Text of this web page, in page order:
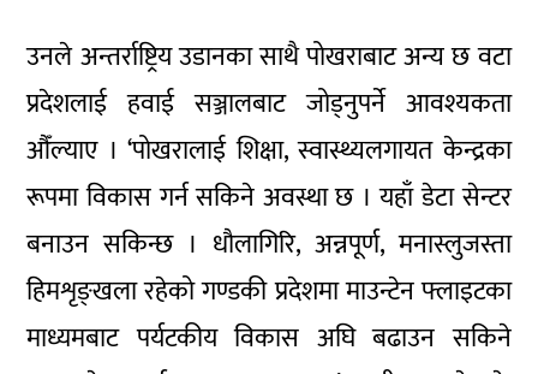
उनले अन्तर्राष्ट्रिय उडानका साथै पोखराबाट अन्य छ वटा
प्रदेशलाई हवाई सञ्जालबाट जोड्नुपर्ने आवश्यकता
औँल्याए । ‘पोखरालाई शिक्षा, स्वास्थ्यलगायत केन्द्रका
रूपमा विकास गर्न सकिने अवस्था छ । यहाँ डेटा सेन्टर
बनाउन सकिन्छ । धौलागिरि, अन्नपूर्ण, मनास्लुजस्ता
हिमशृङ्खला रहेको गण्डकी प्रदेशमा माउन्टेन फ्लाइटका
माध्यमबाट पर्यटकीय विकास अघि बढाउन सकिने